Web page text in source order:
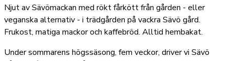
Njut av Sävömackan med rökt fårkött från gården - eller
veganska alternativ - i trädgården på vackra Sävö gård.
Frukost, matiga mackor och kaffebröd. Alltid hembakat.
Under sommarens högssäsong, fem veckor, driver vi Sävö